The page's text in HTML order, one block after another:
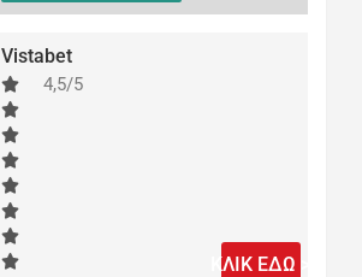
Vistabet
4,5/5
ΚΛΙΚ ΕΔΩ >